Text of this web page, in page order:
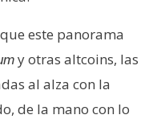
este panorama
y otras altcoins, las
al alza con la
de la mano con lo